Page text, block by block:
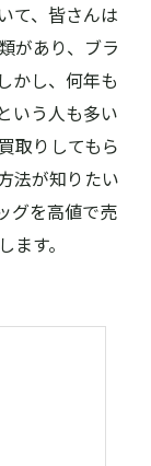
て、皆さんは
があり、ブラ
かし、何年も
いう人も多い
取りしてもら
法が知りたい
グを高値で売
す。